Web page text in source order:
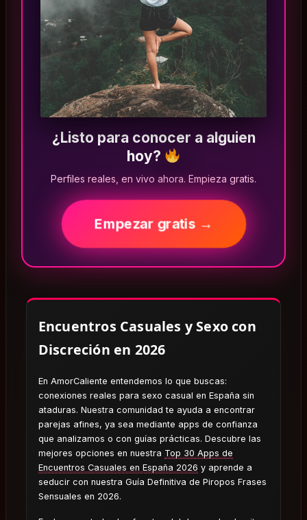
¿Listo para conocer a alguien
hoy?
Perfiles reales, en vivo ahora. Empieza gratis.
Empezar gratis →
Encuentros Casuales y Sexo con
Discreción en 2026
En AmorCaliente entendemos lo que buscas:
conexiones reales para sexo casual en España sin
ataduras. Nuestra comunidad te ayuda a encontrar
parejas afines, ya sea mediante apps de confianza
que analizamos o con guías prácticas. Descubre las
mejores opciones en nuestra Top 30 Apps de
Encuentros Casuales en España 2026 y aprende a
seducir con nuestra Guía Definitiva de Piropos Frases
Sensuales en 2026.